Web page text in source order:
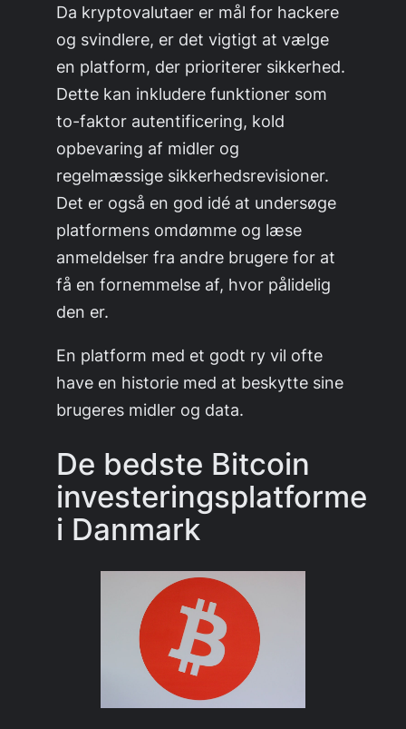
Da kryptovalutaer er mål for hackere
og svindlere, er det vigtigt at vælge
en platform, der prioriterer sikkerhed.
Dette kan inkludere funktioner som
to-faktor autentificering, kold
opbevaring af midler og
regelmæssige sikkerhedsrevisioner.
Det er også en god idé at undersøge
platformens omdømme og læse
anmeldelser fra andre brugere for at
få en fornemmelse af, hvor pålidelig
den er.
En platform med et godt ry vil ofte
have en historie med at beskytte sine
brugeres midler og data.
De bedste Bitcoin
investeringsplatforme
i Danmark